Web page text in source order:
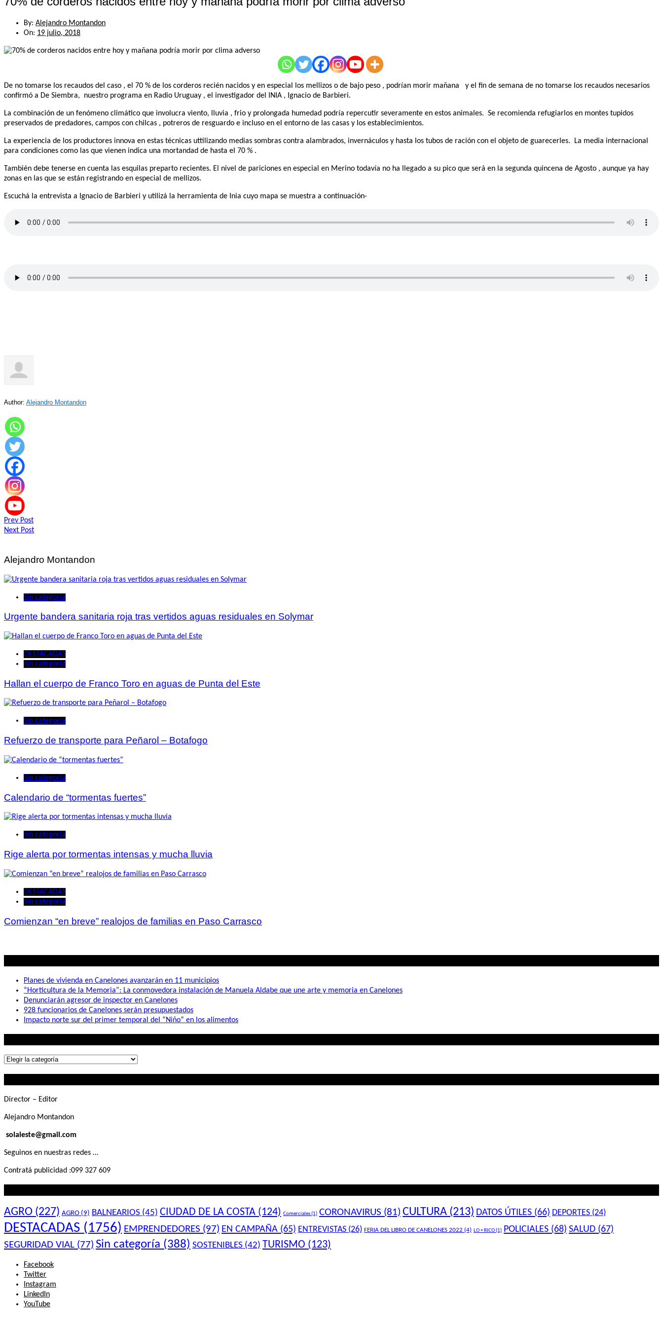
By: Alejandro Montandon
On: 19 julio, 2018
De no tomarse los recaudos del caso , el 70 % de los corderos recién nacidos y en especial los mellizos o de bajo peso , podrían morir mañana y el fin de semana de no tomarse los recaudos necesarios
confirmó a De Siembra, nuestro programa en Radio Uruguay , el investigador del INIA , Ignacio de Barbieri.
La combinación de un fenómeno climático que involucra viento, lluvia , frio y prolongada humedad podría repercutir severamente en estos animales. Se recomienda refugiarlos en montes tupidos
preservados de predadores, campos con chilcas , potreros de resguardo e incluso en el entorno de las casas y los establecimientos.
La experiencia de los productores innova en estas técnicas uttilizando medias sombras contra alambrados, invernáculos y hasta los tubos de ración con el objeto de guarecerles. La media internacional
para condiciones como las que vienen indica una mortandad de hasta el 70 % .
También debe tenerse en cuenta las esquilas preparto recientes. El nivel de pariciones en especial en Merino todavía no ha llegado a su pico que será en la segunda quincena de Agosto , aunque ya hay
zonas en las que se están registrando en especial de mellizos.
Escuchá la entrevista a Ignacio de Barbieri y utilizá la herramienta de Inia cuyo mapa se muestra a continuación-
Author: Alejandro Montandon
Navegación
de
Prev Post
Next Post
Alejandro Montandon
Sin categoría
Urgente bandera sanitaria roja tras vertidos aguas residuales en Solymar
DESTACADAS
Sin categoría
Hallan el cuerpo de Franco Toro en aguas de Punta del Este
Sin categoría
Refuerzo de transporte para Peñarol – Botafogo
Sin categoría
Calendario de “tormentas fuertes”
Sin categoría
Rige alerta por tormentas intensas y mucha lluvia
DESTACADAS
Sin categoría
Comienzan “en breve” realojos de familias en Paso Carrasco
Planes de vivienda en Canelones avanzarán en 11 municipios
“Horticultura de la Memoria”: La conmovedora instalación de Manuela Aldabe que une arte y memoria en Canelones
Denunciarán agresor de inspector en Canelones
928 funcionarios de Canelones serán presupuestados
Impacto norte sur del primer temporal del “Niño” en los alimentos
Lo
Director – Editor
Alejandro Montandon
solaleste@gmail.com
Seguinos en nuestras redes …
Contratá publicidad :099 327 609
AGRO (227) AGRO (9) BALNEARIOS (45) CIUDAD DE LA COSTA (124) Comerciales(1) CORONAVIRUS (81) CULTURA (213) DATOS ÚTILES (66) DEPORTES (24)
DESTACADAS (1756) EMPRENDEDORES (97) EN CAMPAÑA (65) ENTREVISTAS (26) FERIA DEL LIBRO DE CANELONES 2022 (4) LO + RICO(1) POLICIALES (68) SALUD (67)
SEGURIDAD VIAL (77) Sin categoría (388) SOSTENIBLES (42) TURISMO (123)
Facebook
Twitter
Instagram
LinkedIn
YouTube